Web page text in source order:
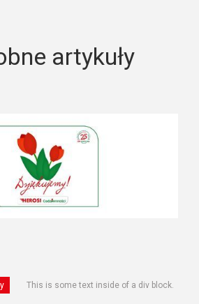
artykuły
This is some text inside of a div block.